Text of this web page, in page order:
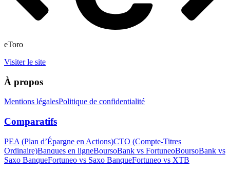
eToro
Visiter le site
À propos
Mentions légalesPolitique de confidentialité
Comparatifs
PEA (Plan d’Épargne en Actions)CTO (Compte‑Titres
Ordinaire)Banques en ligneBoursoBank vs FortuneoBoursoBank vs
Saxo BanqueFortuneo vs Saxo BanqueFortuneo vs XTB